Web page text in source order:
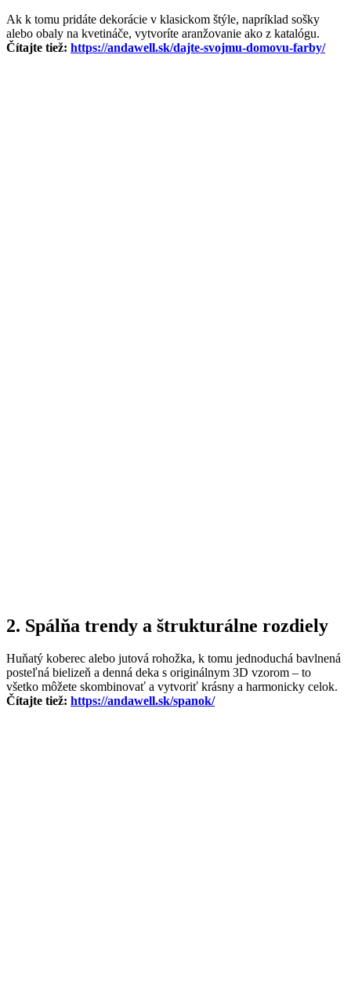
Ak k tomu pridáte dekorácie v klasickom štýle, napríklad sošky
alebo obaly na kvetináče, vytvoríte aranžovanie ako z katalógu.
Čítajte tiež: https://andawell.sk/dajte-svojmu-domovu-farby/
2. Spálňa trendy a štrukturálne rozdiely
Huňatý koberec alebo jutová rohožka, k tomu jednoduchá bavlnená
posteľná bielizeň a denná deka s originálnym 3D vzorom – to
všetko môžete skombinovať a vytvoriť krásny a harmonicky celok.
Čítajte tiež: https://andawell.sk/spanok/